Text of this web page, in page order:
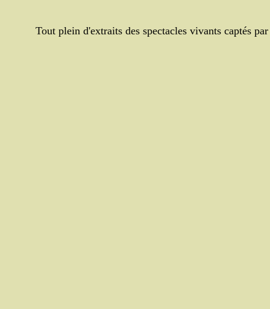
Tout plein d'extraits des spectacles vivants captés par